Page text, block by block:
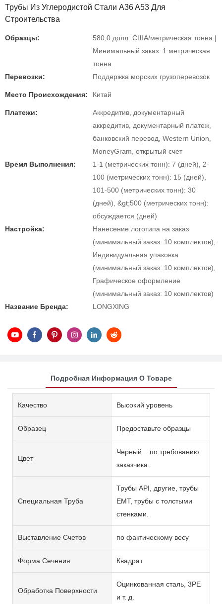
Трубы Из Углеродистой Стали A36 A53 Для
Строительства
Образцы:
580,0 долл. США/метрическая тонна |
Минимальный заказ: 1 метрическая
тонна
Перевозки:
Поддержка морских грузоперевозок
Место Происхождения: Китай
Платежи:
Аккредитив, документарный
аккредитив, документарный платеж,
банковский перевод, Western Union,
MoneyGram, открытый счет
Время Выполнения:
1-1 (метрических тонн): 7 (дней), 2-
100 (метрических тонн): 15 (дней),
101-500 (метрических тонн): 30
(дней), &gt;500 (метрических тонн):
обсуждается (дней)
Настройка:
Нанесение логотипа на заказ
(минимальный заказ: 10 комплектов),
Индивидуальная упаковка
(минимальный заказ: 10 комплектов),
Графическое оформление
(минимальный заказ: 10 комплектов)
Название Бренда:
LONGXING
Подробная Информация О Товаре
Качество Высокий уровень
Образец Предоставьте образцы
Цвет
Черный... по требованию
заказчика.
Специальная Труба
Трубы API, другие, трубы
EMT, трубы с толстыми
стенками.
Выставление Счетов по фактическому весу
Форма Сечения Квадрат
Обработка Поверхности
Оцинкованная сталь, 3PE
и т. д.